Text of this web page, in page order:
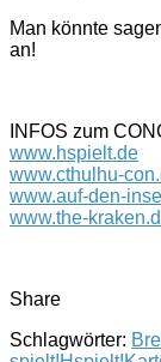
Man könnte
an!
INFOS zum
www.hspielt.de
www.cthulhu-
www.auf-den-
www.the-
Share
Schlagwörter: